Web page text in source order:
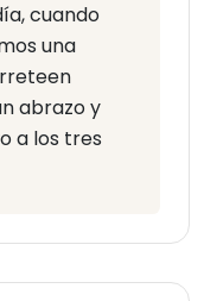
cuando
una
abrazo y
a los tres